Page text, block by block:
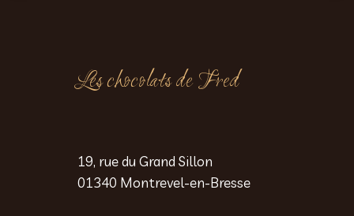
Les chocolats de Fred
19, rue du Grand Sillon
01340 Montrevel-en-Bresse